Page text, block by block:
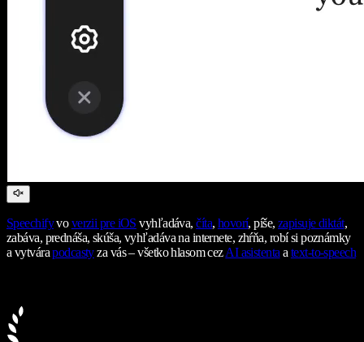
Speechifyvoverzii pre iOS vyhľadáva,číta, hovorí, píše,zapisuje diktát,
zabáva, prednáša, skúša, vyhľadáva na internete, zhŕňa, robí si poznámky
a vytvárapodcastyza vás – všetko hlasom cezAI asistentaatext-to-speech